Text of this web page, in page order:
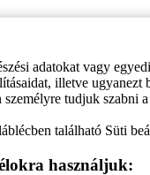
adatokat vagy
illetve ugyanezt
tudjuk szabni
található Süti
használjuk: